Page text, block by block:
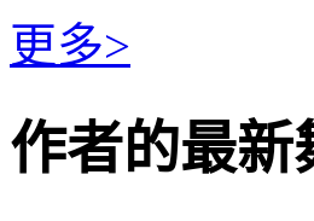
更多>
作者的最新